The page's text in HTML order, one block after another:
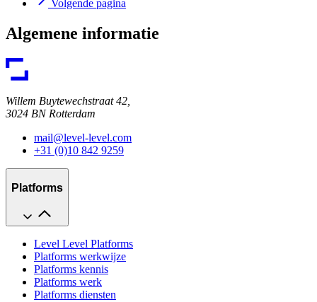
Volgende pagina
Algemene informatie
Willem Buytewechstraat 42,
3024 BN Rotterdam
mail@level-level.com
+31 (0)10 842 9259
Platforms
Level Level Platforms
Platforms werkwijze
Platforms kennis
Platforms werk
Platforms diensten